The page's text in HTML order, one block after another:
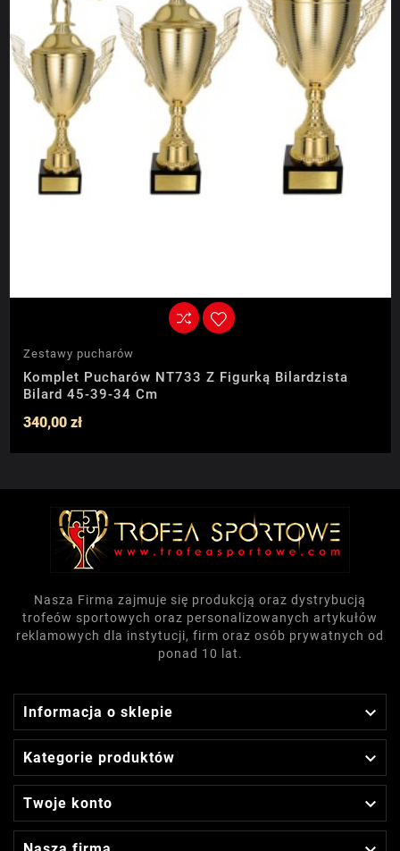
Zestawy pucharów
Komplet Pucharów NT733 Z Figurką Bilardzista
Bilard 45-39-34 Cm
340,00 zł
Nasza Firma zajmuje się produkcją oraz dystrybucją
trofeów sportowych oraz personalizowanych artykułów
reklamowych dla instytucji, firm oraz osób prywatnych od
ponad 10 lat.
Informacja o sklepie 
Kategorie produktów 
Twoje konto 